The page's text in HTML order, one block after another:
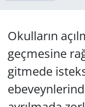
Okulların
geçmesine
gitmede
Muğla
Politika
Uşak